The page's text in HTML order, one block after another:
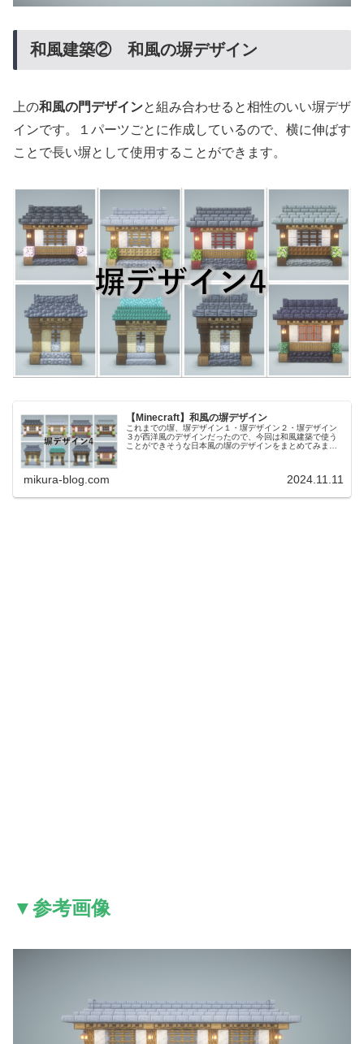
和風建築② 和風の塀デザイン
上の和風の門デザインと組み合わせると相性のいい塀デザ
インです。１パーツごとに作成しているので、横に伸ばす
ことで長い塀として使用することができます。
【Minecraft】和風の塀デザイン
これまでの塀、塀デザイン１・塀デザイン２・塀デザイン
３が西洋風のデザインだったので、今回は和風建築で使う
ことができそうな日本風の塀のデザインをまとめてみまし
mikura-blog.com 2024.11.11
▼参考画像